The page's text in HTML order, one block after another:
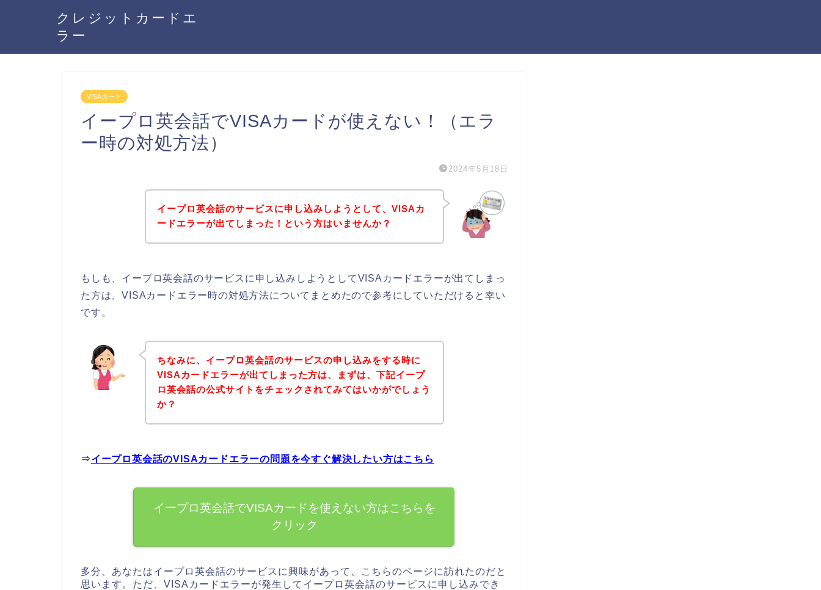
クレジットカードエ
ラー
VISAカード
イープロ英会話でVISAカードが使えない！（エラ
ー時の対処方法）
2024年5月18日
イープロ英会話のサービスに申し込みしようとして、VISAカ
ードエラーが出てしまった！という方はいませんか？
もしも、イープロ英会話のサービスに申し込みしようとしてVISAカードエラーが出てしまっ
た方は、VISAカードエラー時の対処方法についてまとめたので参考にしていただけると幸い
です。
ちなみに、イープロ英会話のサービスの申し込みをする時に
VISAカードエラーが出てしまった方は、まずは、下記イープ
ロ英会話の公式サイトをチェックされてみてはいかがでしょう
か？
⇒イープロ英会話のVISAカードエラーの問題を今すぐ解決したい方はこちら
イープロ英会話でVISAカードを使えない方はこちらを
クリック
多分、あなたはイープロ英会話のサービスに興味があって、こちらのページに訪れたのだと
思います。ただ、VISAカードエラーが発生してイープロ英会話のサービスに申し込みでき